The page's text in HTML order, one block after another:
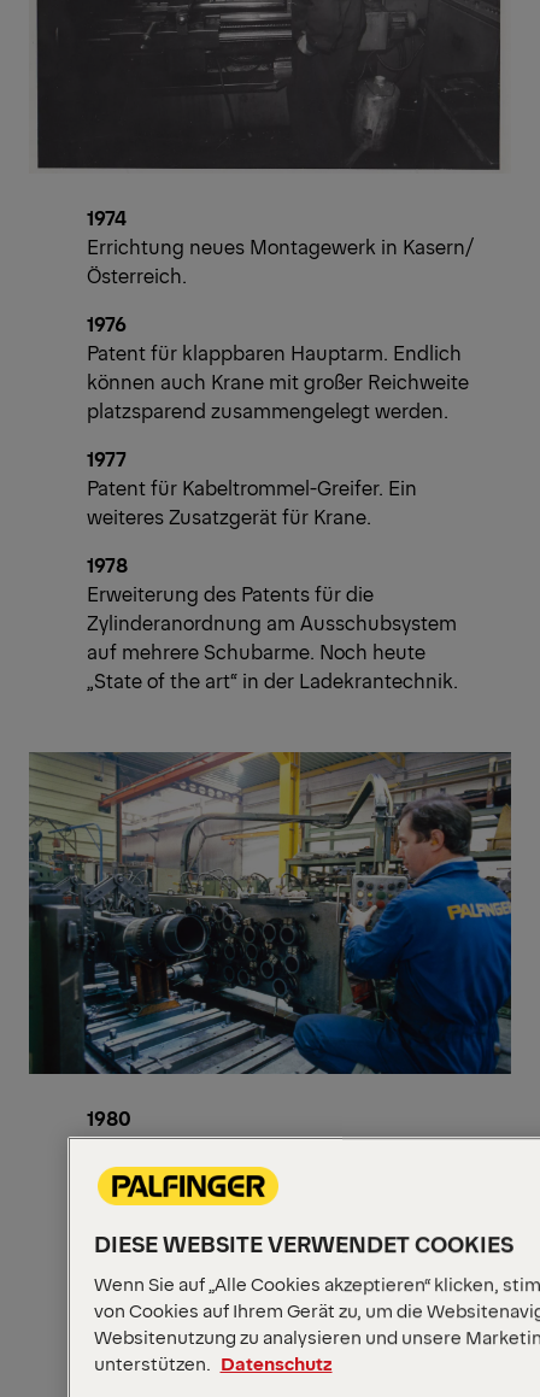
1974
Errichtung neues Montagewerk in Kasern/
Österreich.
1976
Patent für klappbaren Hauptarm. Endlich
können auch Krane mit großer Reichweite
platzsparend zusammengelegt werden.
1977
Patent für Kabeltrommel-Greifer. Ein
weiteres Zusatzgerät für Krane.
1978
Erweiterung des Patents für die
Zylinderanordnung am Ausschubsystem
auf mehrere Schubarme. Noch heute
„State of the art“ in der Ladekrantechnik.
1980
PALFINGER baut für Bohrinseln
Unterwasserkrane für die Verlegung von
Rohrleitungen.
1981
Patente für kompensierte
Überlastsicherung und Nachlaufkonsole.
1984
DIESE WEBSITE VERWENDET COOKIES
Wenn Sie auf „Alle Cookies akzeptieren“ klicken,
von Cookies auf Ihrem Gerät zu, um die
Websitenutzung zu analysieren und unsere
unterstützen.
Datenschutz